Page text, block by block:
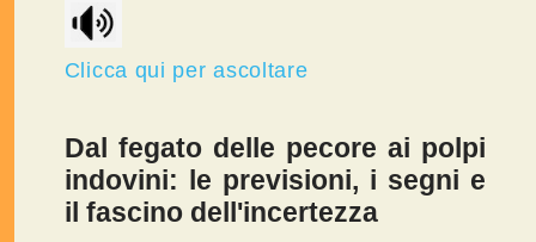
Clicca qui per ascoltare
Dal fegato delle pecore ai polpi
indovini: le previsioni, i segni e
il fascino dell'incertezza